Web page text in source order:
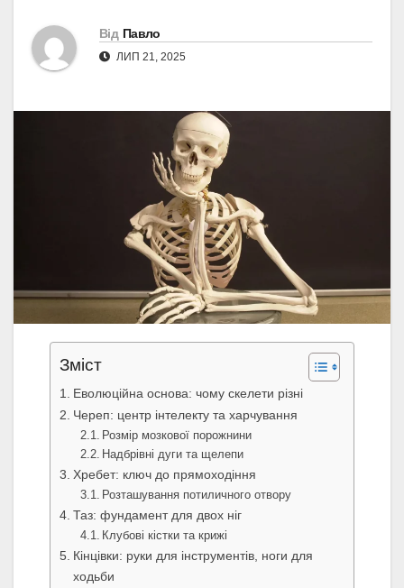
Від Павло
ЛИП 21, 2025
Зміст
Еволюційна основа: чому скелети різні
Череп: центр інтелекту та харчування
Розмір мозкової порожнини
Надбрівні дуги та щелепи
Хребет: ключ до прямоходіння
Розташування потиличного отвору
Таз: фундамент для двох ніг
Клубові кістки та крижі
Кінцівки: руки для інструментів, ноги для
ходьби